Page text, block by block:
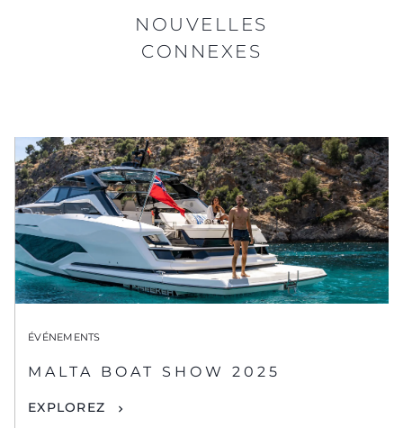
NOUVELLES
CONNEXES
ÉVÉNEMENTS
MALTA BOAT SHOW 2025
EXPLOREZ